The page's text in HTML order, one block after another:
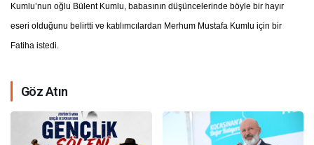
Kumlu’nun oğlu Bülent Kumlu, babasının düşüncelerinde böyle bir hayır
eseri olduğunu belirtti ve katılımcılardan Merhum Mustafa Kumlu için bir
Fatiha istedi.
Göz Atın